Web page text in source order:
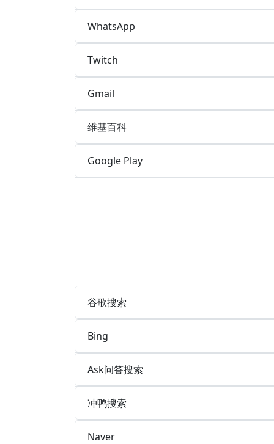
WhatsApp
Twitch
Gmail
维基百科
Google Play
谷歌搜索
Bing
Ask问答搜索
冲鸭搜索
Naver